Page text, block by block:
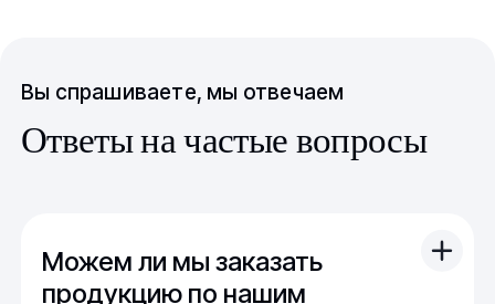
Вы спрашиваете, мы отвечаем
Ответы на частые вопросы
Можем ли мы заказать
продукцию по нашим